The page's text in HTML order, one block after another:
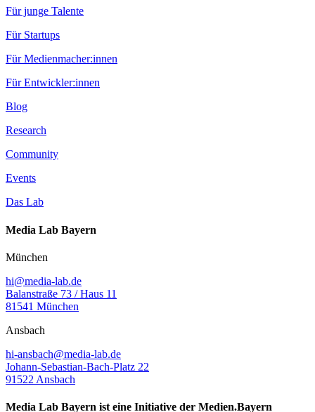
Für junge Talente
Für Startups
Für Medienmacher:innen
Für Entwickler:innen
Blog
Research
Community
Events
Das Lab
Media Lab Bayern
München
hi@media-lab.de
Balanstraße 73 / Haus 11
81541 München
Ansbach
hi-ansbach@media-lab.de
Johann-Sebastian-Bach-Platz 22
91522 Ansbach
Media Lab Bayern ist eine Initiative der Medien.Bayern